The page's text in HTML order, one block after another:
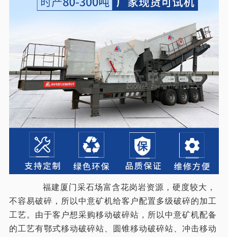
福建厦门采石场富含花岗岩资源，硬度较大，
不容易破碎，所以中意矿机给客户配置多级破碎的加工
工艺。由于客户想采购移动破碎站，所以中意矿机配备
的工艺有鄂式移动破碎站、圆锥移动破碎站、冲击移动